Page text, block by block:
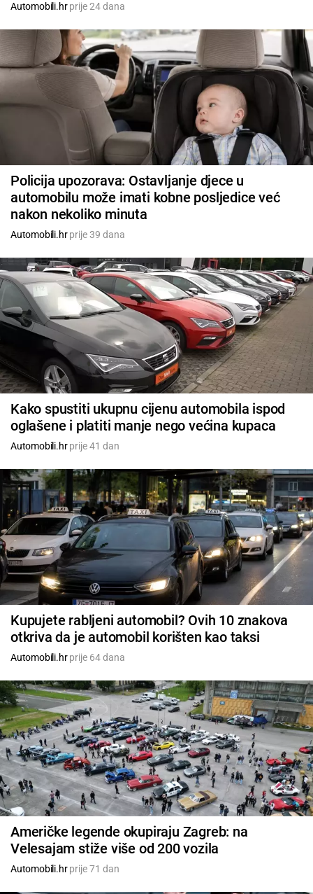
Automobili.hrprije 24 dana
Policija upozorava: Ostavljanje djece u
automobilu može imati kobne posljedice već
nakon nekoliko minuta
Automobili.hrprije 39 dana
Kako spustiti ukupnu cijenu automobila ispod
oglašene i platiti manje nego većina kupaca
Automobili.hrprije 41 dan
Kupujete rabljeni automobil? Ovih 10 znakova
otkriva da je automobil korišten kao taksi
Automobili.hrprije 64 dana
Američke legende okupiraju Zagreb: na
Velesajam stiže više od 200 vozila
Automobili.hrprije 71 dan